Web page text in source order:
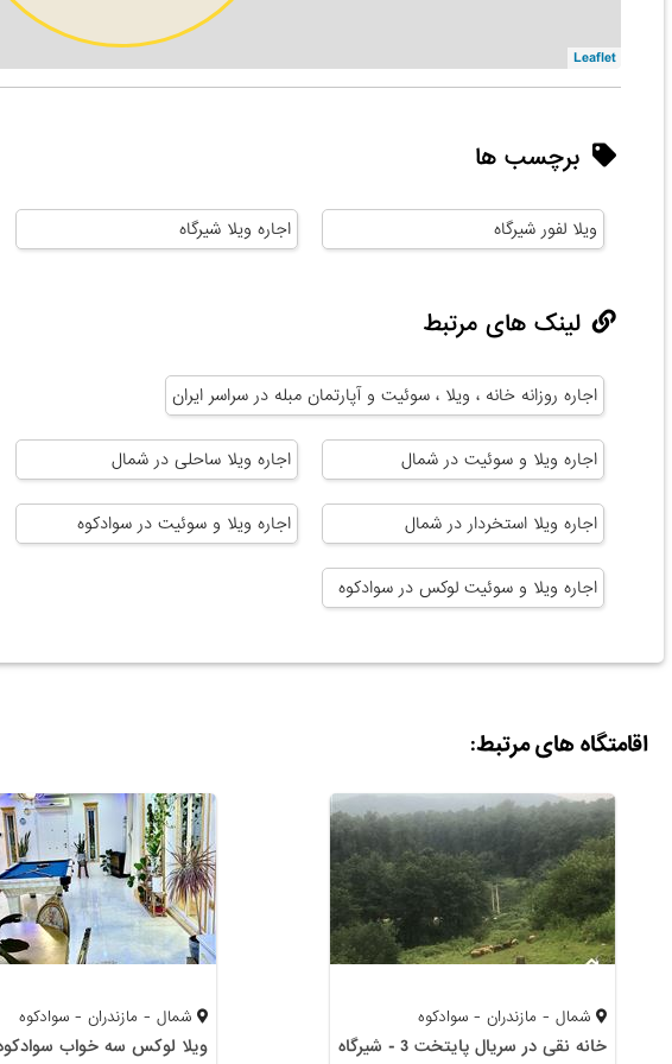
Leaflet
برچسب ها
ویلا لفور شیرگاه اجاره ویلا شیرگاه
لینک های مرتبط
اجاره روزانه خانه ، ویلا ، سوئیت و آپارتمان مبله در سراسر ایران
اجاره ویلا و سوئیت در شمال اجاره ویلا ساحلی در شمال
اجاره ویلا استخردار در شمال اجاره ویلا و سوئیت در سوادکوه
اجاره ویلا و سوئیت لوکس در سوادکوه
اقامتگاه های مرتبط:
شمال - مازندران - سوادکوه
خانه نقی در سریال پایتخت 3 - شیرگاه
شمال - مازندران - سوادکوه